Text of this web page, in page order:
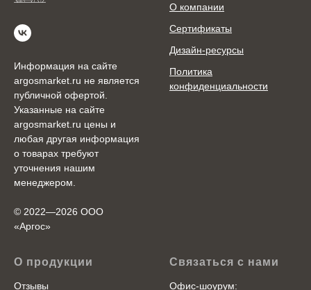
Информация на сайте
argosmarket.ru не является
публичной офертой.
Указанные на сайте
argosmarket.ru цены и
любая другая информация
о товарах требуют
уточнения нашим
менеджером.
© 2022—2026 ООО
«Аргоc»
О компании
Сертификаты
Дизайн-ресурсы
Политика
конфиденциальности
О продукции
Отзывы
Связаться с нами
Офис-шоурум: